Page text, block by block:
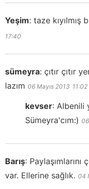
Yeşim: taze kıyılmış
17:40
sümeyra: çıtır çıtır
lazım 06 Mayıs 2013 11:02
kevser: Albenili
Sümeyra'cım:)
Barış:
var. Ellerine sağlık. 04